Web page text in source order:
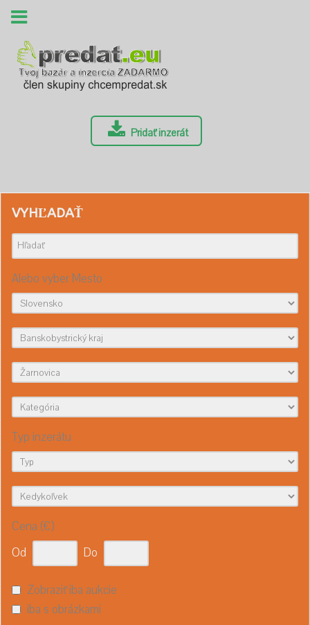
Pridať inzerát
VYHĽADAŤ
Alebo vyber Mesto
Typ inzerátu
Cena (€)
Od
Do
Zobraziť iba aukcie
iba s obrázkami